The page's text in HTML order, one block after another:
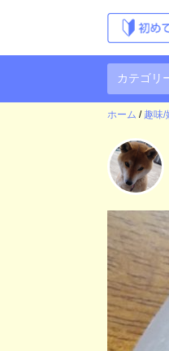
ホーム / 趣味/